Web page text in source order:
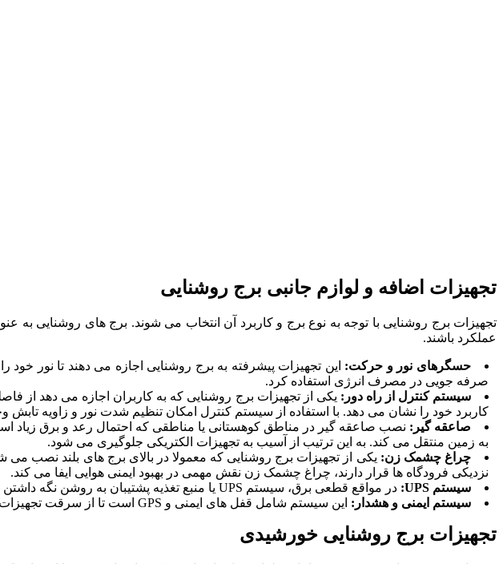
تجهیزات اضافه و لوازم جانبی برج روشنایی
تجهیزات برج روشنایی با توجه به نوع برج و کاربرد آن انتخاب می شوند. برج های روشنایی به
عملکرد باشند.
حسگرهای نور و حرکت: این تجهیزات پیشرفته به برج روشنایی اجازه می دهند تا نور
صرفه جویی در مصرف انرژی استفاده کرد.
سیستم کنترل از راه دور: یکی از تجهیزات برج روشنایی که به کاربران اجازه می دهد از
کاربرد خود را نشان می دهد. با استفاده از سیستم کنترل امکان تنظیم شدت نور و زاویه تابش
صاعقه گیر: نصب صاعقه گیر در مناطق کوهستانی یا مناطقی که احتمال رعد و برق
به زمین منتقل می کند. به این ترتیب از آسیب به تجهیزات الکتریکی جلوگیری می شود.
چراغ چشمک زن: یکی از تجهیزات برج روشنایی که معمولا در بالای برج ‌های بلند نصب می
نزدیکی فرودگاه ها قرار دارند، چراغ‌ چشمک ‌زن نقش مهمی در بهبود ایمنی هوایی ایفا می کند.
سیستم UPS
: در مواقع قطعی برق، سیستم UPS یا منبع تغذیه پشتیبان به روشن نگه داشتن چراغ ها کمک می کند. این سیستم در مناطقی که قطعی برق شایع است، کاربرد خود را بیشتر نشان می دهد.
سیستم ایمنی و هشدار: این سیستم‌ شامل قفل های ایمنی و GPS است تا از سرقت تجهیزات برج روشنایی جلوگیری کند.
تجهیزات برج روشنایی خورشیدی